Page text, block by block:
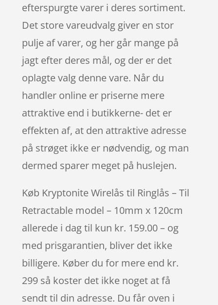
efterspurgte varer i deres sortiment.
Det store vareudvalg giver en stor
pulje af varer, og her går mange på
jagt efter deres mål, og der er det
oplagte valg denne vare. Når du
handler online er priserne mere
attraktive end i butikkerne- det er
effekten af, at den attraktive adresse
på strøget ikke er nødvendig, og man
dermed sparer meget på huslejen.
Køb Kryptonite Wirelås til Ringlås – Til
Retractable model – 10mm x 120cm
allerede i dag til kun kr. 159.00 – og
med prisgarantien, bliver det ikke
billigere. Køber du for mere end kr.
299 så koster det ikke noget at få
sendt til din adresse. Du får oven i